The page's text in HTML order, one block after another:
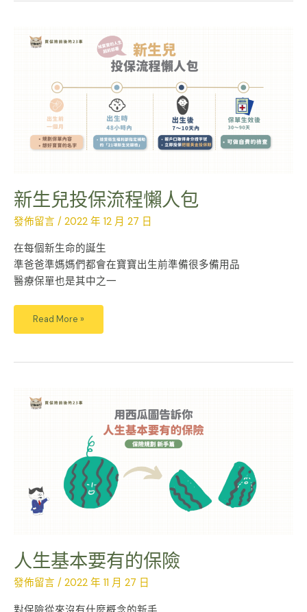
新生兒投保流程懶人包
發佈留言 / 2022 年 12 月 27 日
在每個新生命的誕生
準爸爸準媽媽們都會在寶寶出生前準備很多備用品
醫療保單也是其中之一
生
兒
Read More »
人生基本要有的保險
發佈留言 / 2022 年 11 月 27 日
生
基